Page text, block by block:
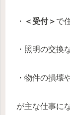
・ ＜受付＞ で
・照明の交換
・物件の損壊
が主な仕事に